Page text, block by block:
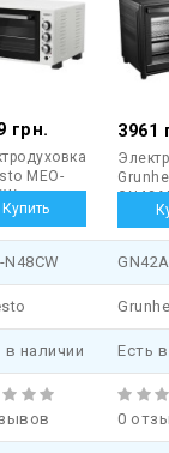
грн.
MEO-
3961
N48CW
в наличии Есть
0